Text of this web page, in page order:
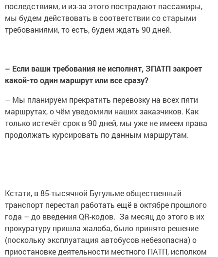
последствиям, и из-за этого пострадают пассажиры,
мы будем действовать в соответствии со старыми
требованиями, то есть, будем ждать 90 дней.
– Если ваши требования не исполнят, ЗПАТП закроет
какой-то один маршрут или все сразу?
– Мы планируем прекратить перевозку на всех пяти
маршрутах, о чём уведомили наших заказчиков. Как
только истечёт срок в 90 дней, мы уже не имеем права
продолжать курсировать по данным маршрутам.
Кстати, в 85-тысячной Бугульме общественный
транспорт перестал работать ещё в октябре прошлого
года – до введения QR-кодов. За месяц до этого в их
прокуратуру пришла жалоба, было принято решение
(поскольку эксплуатация автобусов небезопасна) о
приостановке деятельности местного ПАТП, исполком